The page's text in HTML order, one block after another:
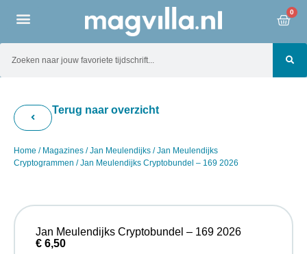
0
Terug naar overzicht
Home / Magazines /Jan Meulendijks /Jan Meulendijks
Cryptogrammen / Jan Meulendijks Cryptobundel – 169 2026
Jan Meulendijks Cryptobundel – 169 2026
€ 6,50